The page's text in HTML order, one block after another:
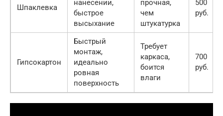
Шпаклевка
нанесении,
быстрое
высыхание
прочная,
чем
штукатурка
500
руб.
Гипсокартон
Быстрый
монтаж,
идеально
ровная
поверхность
Требует
каркаса,
боится
влаги
700
руб.